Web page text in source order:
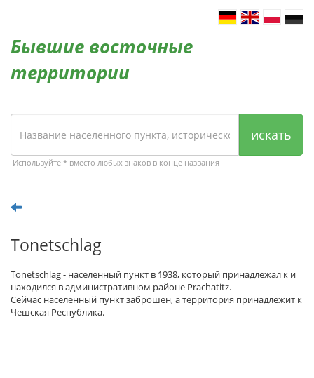
Бывшие восточные
территории
искать
Используйте * вместо любых знаков в конце названия
Tonetschlag
Tonetschlag - населенный пункт в 1938, который принадлежал к и
находился в административном районе Prachatitz.
Сейчас населенный пункт заброшен, а территория принадлежит к
Чешская Республика.